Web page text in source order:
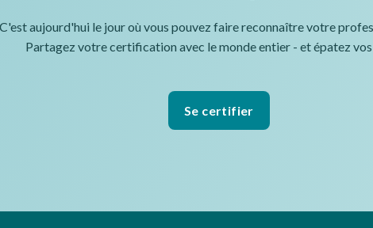
C'est aujourd'hui le jour où vous pouvez faire reconnaître votre
Partagez votre certification avec le monde entier - et épatez
Se certifier